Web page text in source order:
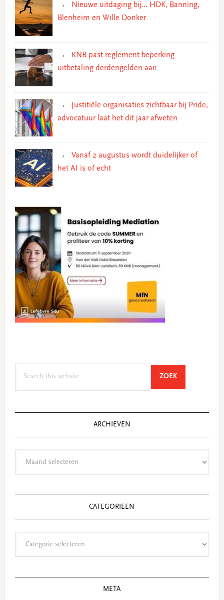
Nieuwe uitdaging bij… HDK, Banning,
Blenheim en Wille Donker
KNB past reglement beperking
uitbetaling derdengelden aan
Justitiële organisaties zichtbaar bij Pride,
advocatuur laat het dit jaar afweten
Vanaf 2 augustus wordt duidelijker of
het AI is of echt
ZOEKSEARCH
ARCHIEVEN
CATEGORIEËN
META